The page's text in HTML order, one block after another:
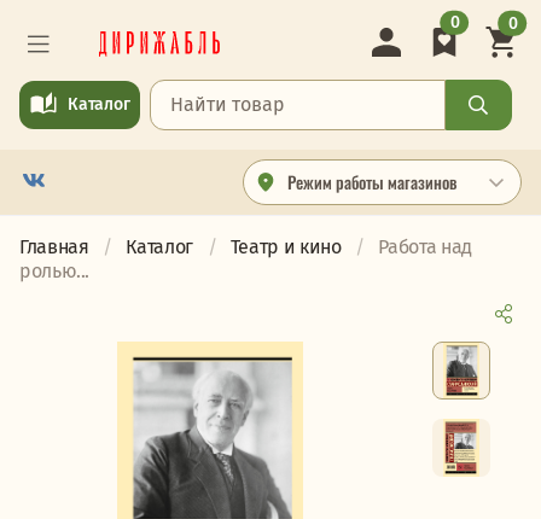
Режим работы магазинов
Каталог
0 0
Главная Каталог Театр и кино
Работа над
ролью...